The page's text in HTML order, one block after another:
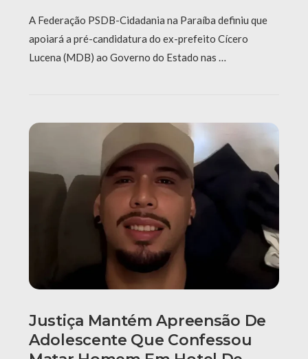
A Federação PSDB-Cidadania na Paraíba definiu que
apoiará a pré-candidatura do ex-prefeito Cícero
Lucena (MDB) ao Governo do Estado nas …
Justiça Mantém Apreensão De
Adolescente Que Confessou